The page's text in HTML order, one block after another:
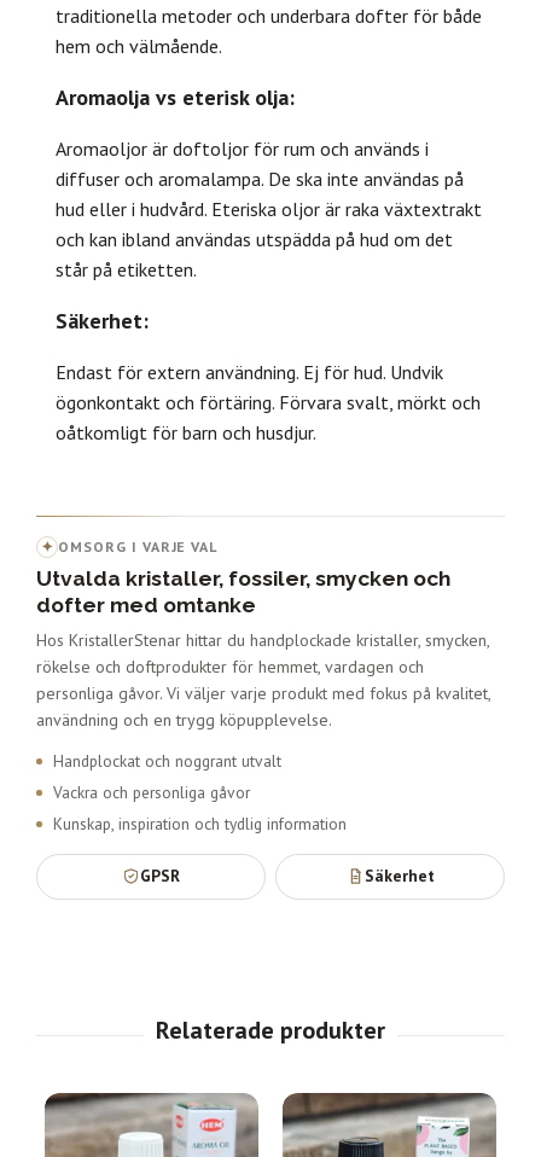
traditionella metoder och underbara dofter för både
hem och välmående.
Aromaolja vs eterisk olja:
Aromaoljor är doftoljor för rum och används i
diffuser och aromalampa. De ska inte användas på
hud eller i hudvård. Eteriska oljor är raka växtextrakt
och kan ibland användas utspädda på hud om det
står på etiketten.
Säkerhet:
Endast för extern användning. Ej för hud. Undvik
ögonkontakt och förtäring. Förvara svalt, mörkt och
oåtkomligt för barn och husdjur.
✦ OMSORG I VARJE VAL
Utvalda kristaller, fossiler, smycken och
dofter med omtanke
Hos KristallerStenar hittar du handplockade kristaller, smycken,
rökelse och doftprodukter för hemmet, vardagen och
personliga gåvor. Vi väljer varje produkt med fokus på kvalitet,
användning och en trygg köpupplevelse.
Handplockat och noggrant utvalt
Vackra och personliga gåvor
Kunskap, inspiration och tydlig information
GPSR Säkerhet